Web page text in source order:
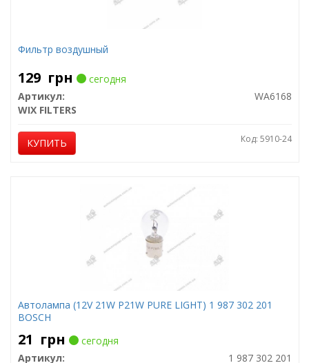
Фильтр воздушный
129 грн
сегодня
Артикул:
WA6168
WIX FILTERS
КУПИТЬ Код: 5910-24
Автолампа (12V 21W P21W PURE LIGHT) 1 987 302 201
BOSCH
21 грн
сегодня
Артикул:
1 987 302 201